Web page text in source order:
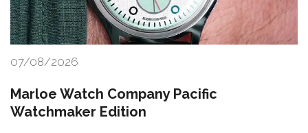
07/08/2026
Marloe Watch Company Pacific
Watchmaker Edition